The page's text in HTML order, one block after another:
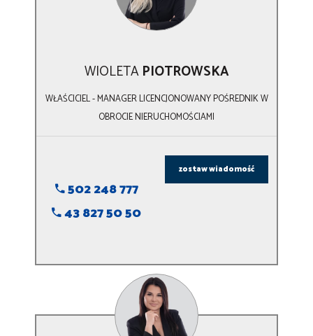
WIOLETAPIOTROWSKA
WŁAŚCICIEL - MANAGER LICENCJONOWANY POŚREDNIK W
OBROCIE NIERUCHOMOŚCIAMI
502 248 777
43 827 50 50
zostaw wiadomość